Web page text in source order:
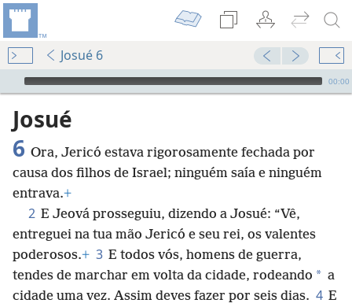
Josué 6
Audio Player
00:00
Josué
6 Ora, Jericó estava rigorosamente fechada por
causa dos filhos de Israel; ninguém saía e ninguém
entrava.+
2 E Jeová prosseguiu, dizendo a Josué: “Vê,
entreguei na tua mão Jericó e seu rei, os valentes
poderosos.+ 3 E todos vós, homens de guerra,
tendes de marchar em volta da cidade, rodeando * a
cidade uma vez. Assim deves fazer por seis dias. 4 E